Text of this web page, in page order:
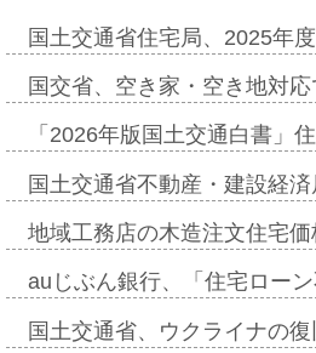
国土交通省住宅局、2025年
国交省、空き家・空き地対
「2026年版国土交通白書」
国土交通省不動産・建設経
地域工務店の木造注文住宅
auじぶん銀行、「住宅ロー
国土交通省、ウクライナの